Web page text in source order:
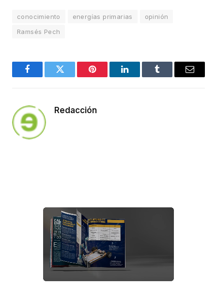
conocimiento energías primarias
opinión
Ramsés Pech
FacebookTwitter Pinterest LinkedInTumblr Email
Redacción